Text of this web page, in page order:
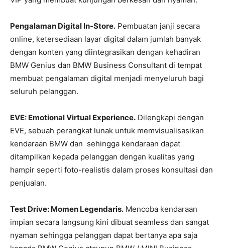
Pengalaman Digital In-Store. Pembuatan janji secara
online, ketersediaan layar digital dalam jumlah banyak
dengan konten yang diintegrasikan dengan kehadiran
BMW Genius dan BMW Business Consultant di tempat
membuat pengalaman digital menjadi menyeluruh bagi
seluruh pelanggan.
EVE: Emotional Virtual Experience. Dilengkapi dengan
EVE, sebuah perangkat lunak untuk memvisualisasikan
kendaraan BMW dan sehingga kendaraan dapat
ditampilkan kepada pelanggan dengan kualitas yang
hampir seperti foto-realistis dalam proses konsultasi dan
penjualan.
Test Drive: Momen Legendaris. Mencoba kendaraan
impian secara langsung kini dibuat seamless dan sangat
nyaman sehingga pelanggan dapat bertanya apa saja